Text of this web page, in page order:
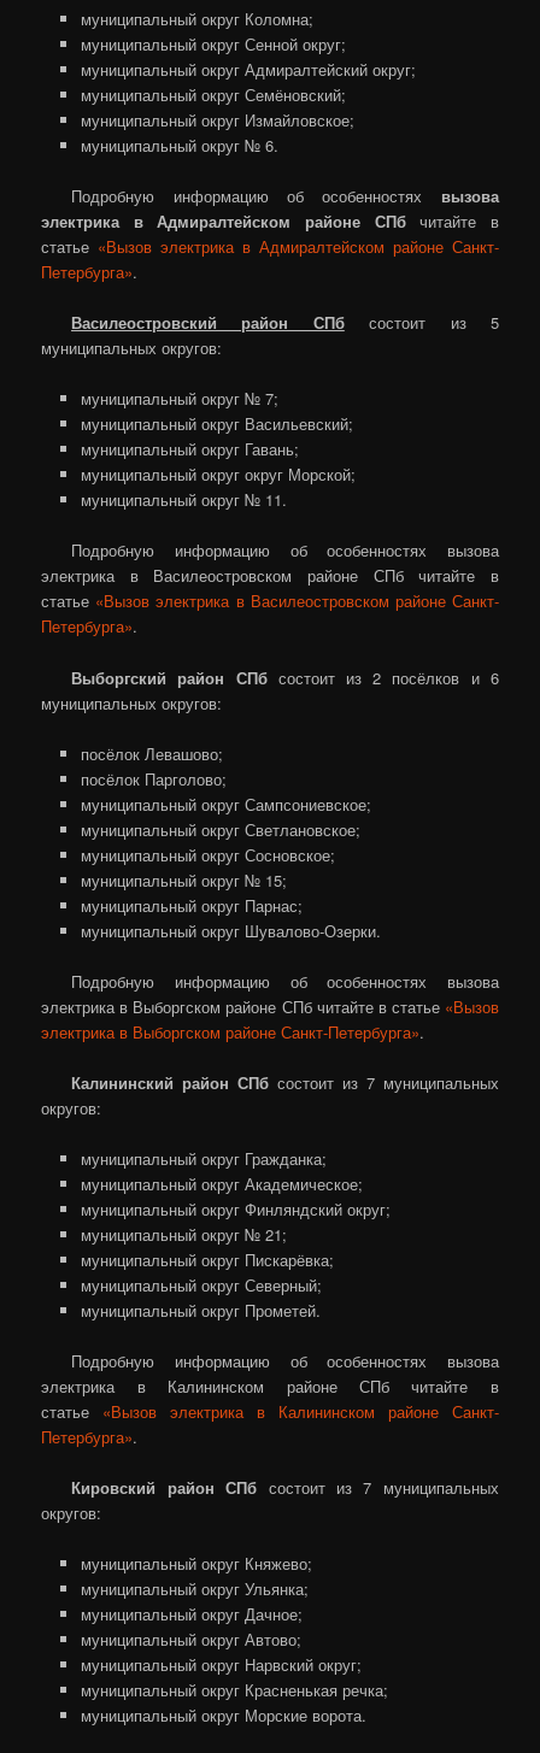
муниципальный округ Коломна;
муниципальный округ Сенной округ;
муниципальный округ Адмиралтейский округ;
муниципальный округ Семёновский;
муниципальный округ Измайловское;
муниципальный округ № 6.
Подробную информацию об особенностях вызова
электрика в Адмиралтейском районе СПбчитайте в
статье «Вызов электрика в Адмиралтейском районе Санкт-
Петербурга».
Василеостровский район СПбсостоит из 5
муниципальных округов:
муниципальный округ № 7;
муниципальный округ Васильевский;
муниципальный округ Гавань;
муниципальный округ округ Морской;
муниципальный округ № 11.
Подробную информацию об особенностях вызова
электрика в Василеостровском районе СПб читайте в
статье «Вызов электрика в Василеостровском районе Санкт-
Петербурга».
Выборгский район СПбсостоит из 2 посёлков и 6
муниципальных округов:
посёлок Левашово;
посёлок Парголово;
муниципальный округ Сампсониевское;
муниципальный округ Светлановское;
муниципальный округ Сосновское;
муниципальный округ № 15;
муниципальный округ Парнас;
муниципальный округ Шувалово-Озерки.
Подробную информацию об особенностях вызова
электрика в Выборгском районе СПб читайте в статье «Вызов
электрика в Выборгском районе Санкт-Петербурга».
Калининский район СПб состоит из 7 муниципальных
округов:
муниципальный округ Гражданка;
муниципальный округ Академическое;
муниципальный округ Финляндский округ;
муниципальный округ № 21;
муниципальный округ Пискарёвка;
муниципальный округ Северный;
муниципальный округ Прометей.
Подробную информацию об особенностях вызова
электрика в Калининском районе СПб читайте в
статье «Вызов электрика в Калининском районе Санкт-
Петербурга».
Кировский район СПб состоит из 7 муниципальных
округов:
муниципальный округ Княжево;
муниципальный округ Ульянка;
муниципальный округ Дачное;
муниципальный округ Автово;
муниципальный округ Нарвский округ;
муниципальный округ Красненькая речка;
муниципальный округ Морские ворота.